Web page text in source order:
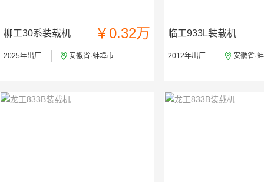
柳工30系装载机 ￥0.32万
2025年出厂 安徽省·蚌埠市
临工933L装载机
2012年出厂 安徽省·